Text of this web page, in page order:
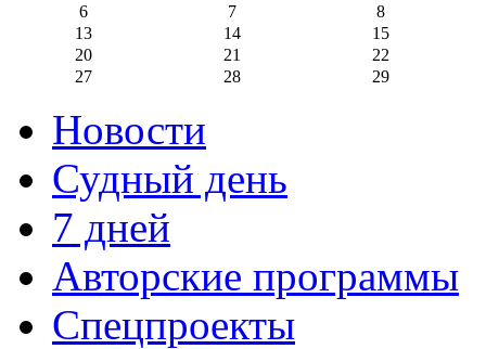
6
7
8
13
14
15
20
21
22
27
28 29
Новости
Судный день
7 дней
Авторские программы
Спецпроекты